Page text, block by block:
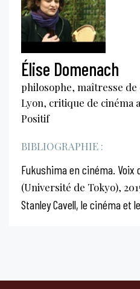
Élise Domenach
philosophe, maîtresse de
Lyon, critique de cinéma
Positif
BIBLIOGRAPHIE :
Fukushima en cinéma. Voix
(Université de Tokyo),
Stanley Cavell, le cinéma et